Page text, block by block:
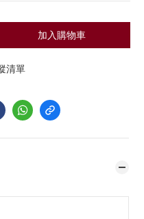
加入購物車
清單